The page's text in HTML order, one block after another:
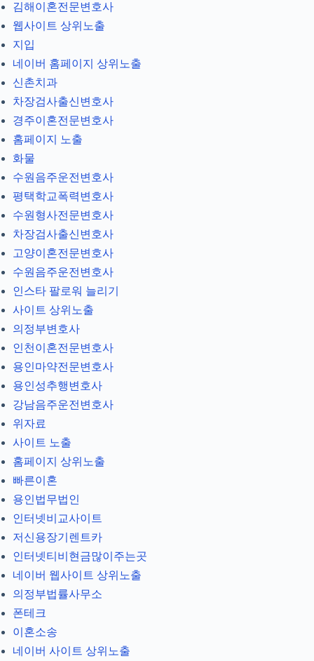
김해이혼전문변호사
웹사이트 상위노출
지입
네이버 홈페이지 상위노출
신촌치과
차장검사출신변호사
경주이혼전문변호사
홈페이지 노출
화물
수원음주운전변호사
평택학교폭력변호사
수원형사전문변호사
차장검사출신변호사
고양이혼전문변호사
수원음주운전변호사
인스타 팔로워 늘리기
사이트 상위노출
의정부변호사
인천이혼전문변호사
용인마약전문변호사
용인성추행변호사
강남음주운전변호사
위자료
사이트 노출
홈페이지 상위노출
빠른이혼
용인법무법인
인터넷비교사이트
저신용장기렌트카
인터넷티비현금많이주는곳
네이버 웹사이트 상위노출
의정부법률사무소
폰테크
이혼소송
네이버 사이트 상위노출